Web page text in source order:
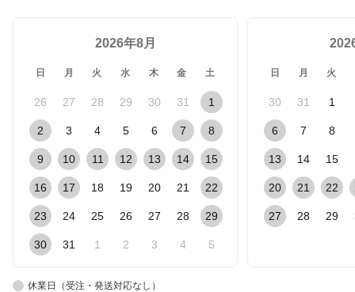
2026年8月
日 月 火 水 木 金 土
26 27 28 29 30 31 1
2 3 4 5 6 7 8
9 10 11 12 13 14 15
16 17 18 19 20 21 22
23 24 25 26 27 28 29
30 31 1 2 3 4 5
日 月 火
30 31 1
6 7 8
13 14 15
20 21 22
27 28 29
休業日（受注・発送対応なし）